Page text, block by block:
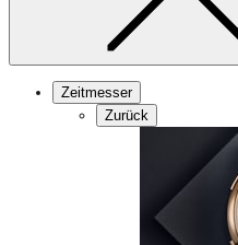
Zeitmesser
Zurück